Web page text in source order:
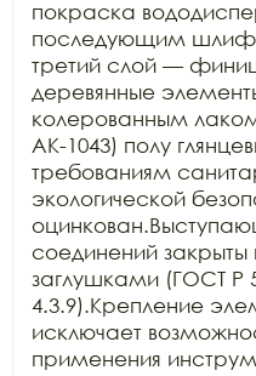
покраска
последующим
третий слой —
деревянные
колерованным
АК-1043) полу
требованиям
экологической
соединений
заглушками (ГОСТ Р
4.3.9).Крепление
исключает
применения